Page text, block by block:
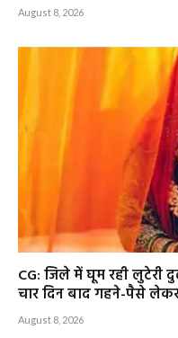
August 8, 2026
CG: जिले में घूम रही लुटेरी
चार दिन बाद गहने-पैसे
August 8, 2026